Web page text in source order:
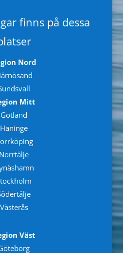
finns på dessa
Nord
Mitt
Gotland
Haninge
Norrtälje
Västerås
Väst